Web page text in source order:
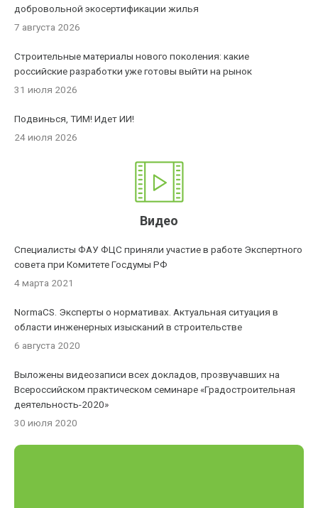
добровольной экосертификации жилья
7 августа 2026
Строительные материалы нового поколения: какие
российские разработки уже готовы выйти на рынок
31 июля 2026
Подвинься, ТИМ! Идет ИИ!
24 июля 2026
Видео
Специалисты ФАУ ФЦС приняли участие в работе Экспертного
совета при Комитете Госдумы РФ
4 марта 2021
NormaCS. Эксперты о нормативах. Актуальная ситуация в
области инженерных изысканий в строительстве
6 августа 2020
Выложены видеозаписи всех докладов, прозвучавших на
Всероссийском практическом семинаре «Градостроительная
деятельность-2020»
30 июля 2020